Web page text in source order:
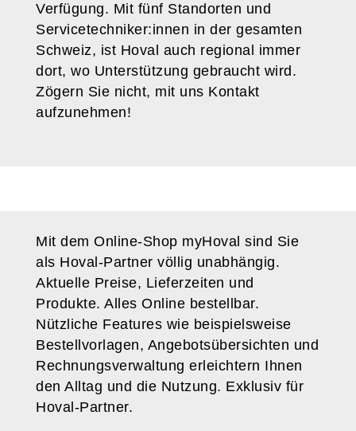
Verfügung. Mit fünf Standorten und
Servicetechniker:innen in der gesamten
Schweiz, ist Hoval auch regional immer
dort, wo Unterstützung gebraucht wird.
Zögern Sie nicht, mit uns Kontakt
aufzunehmen!
Mit dem Online-Shop myHoval sind Sie
als Hoval-Partner völlig unabhängig.
Aktuelle Preise, Lieferzeiten und
Produkte. Alles Online bestellbar.
Nützliche Features wie beispielsweise
Bestellvorlagen, Angebotsübersichten und
Rechnungsverwaltung erleichtern Ihnen
den Alltag und die Nutzung. Exklusiv für
Hoval-Partner.